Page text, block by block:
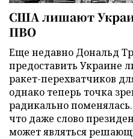
США лишают
ПВО
Еще недавно Дональд
предоставить Украине
ракет-перехватчиков
однако теперь точка
радикально
что даже слово
может являться